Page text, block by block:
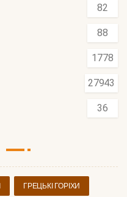
82
88
1778
27943
36
ГРЕЦЬКІ ГОРІХИ